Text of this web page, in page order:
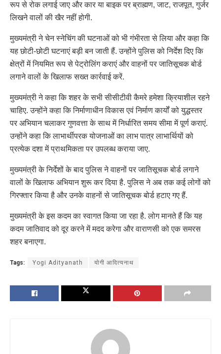
रूप से रोक लगाई जाए और कार या बाइक पर ब्राह्मण, जाट, राजपूत, गुर्जर
लिखने वालों की खैर नहीं होगी.
मुख्यमंत्री ने चेन स्नेचिंग की घटनाओं को भी गंभीरता से लिया और कहा कि
यह छोटी-छोटी घटनाएं बड़ी बन जाती हैं. उन्होंने पुलिस को निर्देश दिए कि
क्षेत्रों में नियमित रूप से पेट्रोलिंग कराएं और वाहनों पर जातिसूचक बोर्ड
लगाने वालों के खिलाफ सख्त कार्रवाई करें.
मुख्यमंत्री ने कहा कि शहर के सभी सीसीटीवी कैमरे हमेशा क्रियाशील रहने
चाहिए. उन्होंने कहा कि निर्माणाधीन विकास एवं निर्माण कार्यों को युद्धस्तर
पर अभियान चलाकर गुणवत्ता के साथ में निर्धारित समय सीमा में पूर्ण कराएं.
उन्होंने कहा कि लाभार्थीपरक योजनाओं का लाभ पात्र लाभार्थियों को
प्रत्येक दशा में प्राथमिकता पर उपलब्ध कराया जाए.
मुख्यमंत्री के निर्देशों के बाद पुलिस ने वाहनों पर जातिसूचक बोर्ड लगाने
वालों के खिलाफ अभियान शुरू कर दिया है. पुलिस ने अब तक कई लोगों को
गिरफ्तार किया है और उनके वाहनों से जातिसूचक बोर्ड हटाए गए हैं.
मुख्यमंत्री के इस कदम का स्वागत किया जा रहा है. लोग मानते हैं कि यह
कदम जातिवाद को दूर करने में मदद करेगा और वाराणसी को एक समरस
शहर बनाएगा.
Tags: Yogi Adityanath योगी आदित्यनाथ